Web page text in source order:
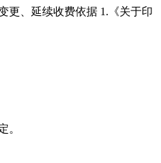
更、延续收费依据 1.《关于印
。